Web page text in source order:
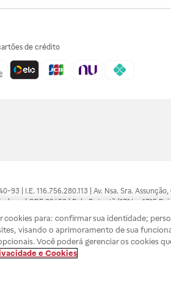
de crédito
93 | I.E. 116.756.280.113 | Av. Nsa. Sra.
| CRF 89453 | Polo Butantã (1714 e 1715
alguma, as orientações dadas pelo
consultado. Os preços e promoções
de proteção de dados, para que você possa
de produto em nosso estoque.
para: confirmar sua identidade;
visando o aprimoramento de sua
Você poderá gerenciar os cookies
e Cookies